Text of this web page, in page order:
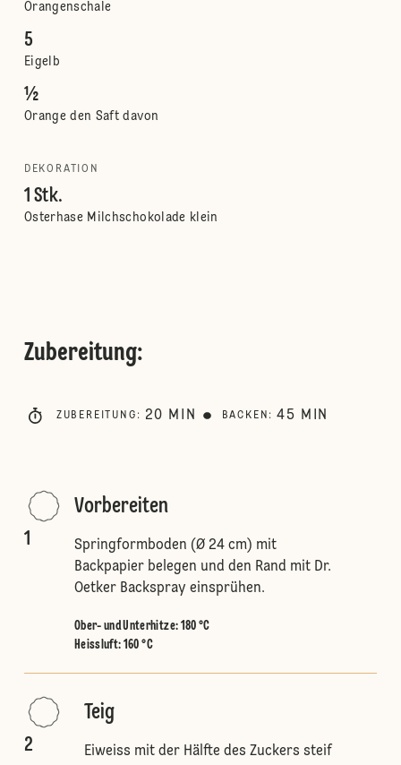
Orangenschale
5
Eigelb
½
Orange den Saft davon
DEKORATION
1 Stk.
Osterhase Milchschokolade klein
Zubereitung:
ZUBEREITUNG : 20 MIN BACKEN : 45 MIN
1
Vorbereiten
Springformboden (Ø 24 cm) mit
Backpapier belegen und den Rand mit Dr.
Oetker Backspray einsprühen.
Ober- und Unterhitze: 180 °C
Heissluft: 160 °C
2
Teig
Eiweiss mit der Hälfte des Zuckers steif